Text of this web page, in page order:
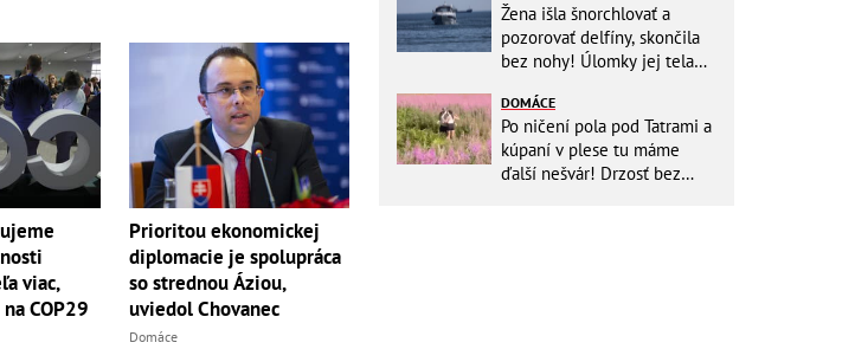
viac,
COP29
Prioritou ekonomickej
diplomacie je spolupráca
so strednou Áziou,
uviedol Chovanec
Domáce
Žena išla šnorchlovať a
pozorovať delfíny, skončila
bez nohy! Úlomky jej tela
DOMÁCE
Po ničení pola pod Tatrami a
kúpaní v plese tu máme
ďalší nešvár! Drzosť bez